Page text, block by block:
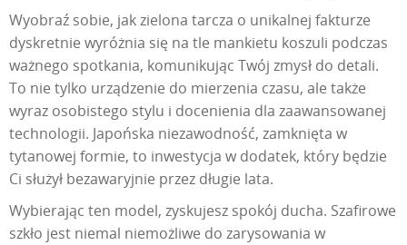
Wyobraź sobie, jak zielona tarcza o unikalnej fakturze
dyskretnie wyróżnia się na tle mankietu koszuli podczas
ważnego spotkania, komunikując Twój zmysł do detali.
To nie tylko urządzenie do mierzenia czasu, ale także
wyraz osobistego stylu i docenienia dla zaawansowanej
technologii. Japońska niezawodność, zamknięta w
tytanowej formie, to inwestycja w dodatek, który będzie
Ci służył bezawaryjnie przez długie lata.
Wybierając ten model, zyskujesz spokój ducha. Szafirowe
szkło jest niemal niemożliwe do zarysowania w